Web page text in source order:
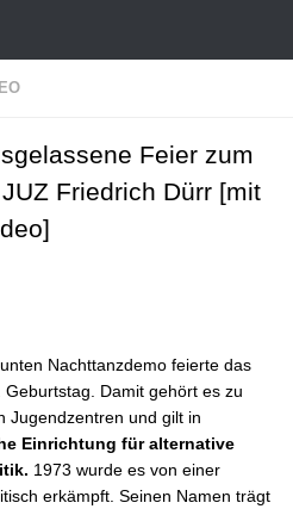
Feier zum
Friedrich Dürr [mit
Nachttanzdemo feierte das
Geburtstag. Damit gehört es zu
Jugendzentren und gilt in
Einrichtung für alternative
1973 wurde es von einer
erkämpft. Seinen Namen trägt